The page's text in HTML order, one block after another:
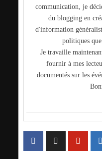
communication, je
du blogging en
d'information
politiques
Je travaille
fournir à mes
documentés sur les